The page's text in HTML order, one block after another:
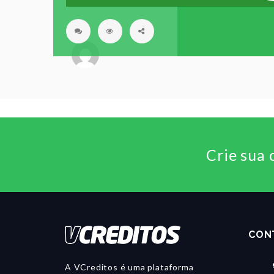
Crie sua
A VCreditos é uma plataforma